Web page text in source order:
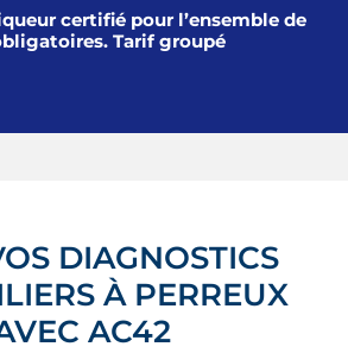
certifié pour l’ensemble de
Tarif groupé
DIAGNOSTICS
À PERREUX
AC42